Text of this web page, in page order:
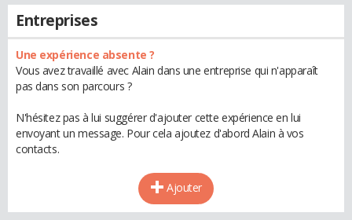
Entreprises
Une expérience absente ?
Vous avez travaillé avec Alain dans une entreprise qui n'apparaît
pas dans son parcours ?
N'hésitez pas à lui suggérer d'ajouter cette expérience en lui
envoyant un message. Pour cela ajoutez d'abord Alain à vos
contacts.
Ajouter